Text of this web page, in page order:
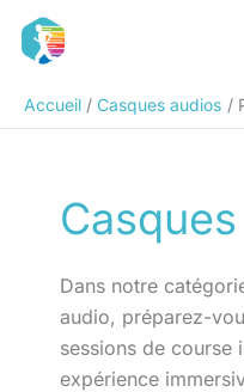
Accueil
Casques audios
Dans notre
audio, préparez-
sessions de course
expérience
Rechercher